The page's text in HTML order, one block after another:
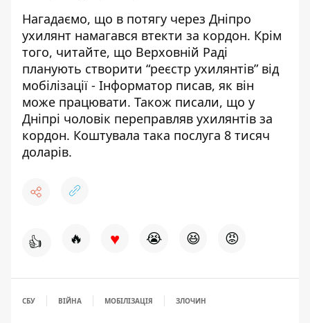
Нагадаємо, що в потягу через Дніпро
ухилянт намагався втекти за кордон. Крім
того, читайте, що Верховній Раді
планують створити “реєстр ухилянтів” від
мобілізації - Інформатор писав, як він
може працювати. Також писали, що у
Дніпрі чоловік переправляв ухилянтів за
кордон. Коштувала така послуга 8 тисяч
доларів.
👍 🔥 ♥ 😭 😆 😡
СБУ ВІЙНА МОБІЛІЗАЦІЯ ЗЛОЧИН